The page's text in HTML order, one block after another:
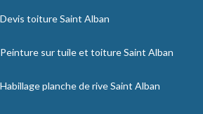
Devis toiture Saint Alban
Peinture sur tuile et toiture Saint Alban
Habillage planche de rive Saint Alban